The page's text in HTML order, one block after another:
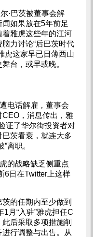
·巴茨被董事会解
如果放在5年前足
着雅虎这些年的江河
力讨论“后巴茨时代
虎这家早已日薄西山
台，或早或晚。
电话解雇，董事会
，消息传出，雅
证了华尔街投资者对
茨看衰，就连大多
离职。
的战略缺乏侧重点
6日在Twitter上这样
的任期内至少做到
月“入驻”雅虎担任C
后采取多项措施削
行调整与出售。从